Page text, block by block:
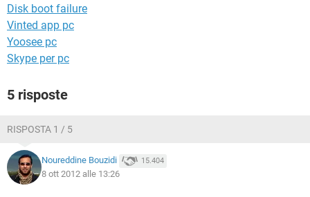
Disk boot failure
Vinted app pc
Yoosee pc
Skype per pc
5 risposte
RISPOSTA 1 / 5
Noureddine Bouzidi 15.404
8 ott 2012 alle 13:26